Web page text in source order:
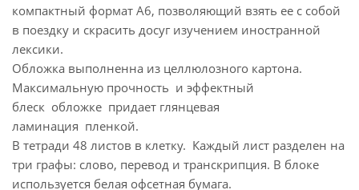
компактный формат А6, позволяющий взять ее с собой
в поездку и скрасить досуг изучением иностранной
лексики.
Обложка выполненна из целлюлозного картона.
Максимальную прочность и эффектный
блеск обложке придает глянцевая
ламинация пленкой.
В тетради 48 листов в клетку. Каждый лист разделен на
три графы: слово, перевод и транскрипция. В блоке
используется белая офсетная бумага.